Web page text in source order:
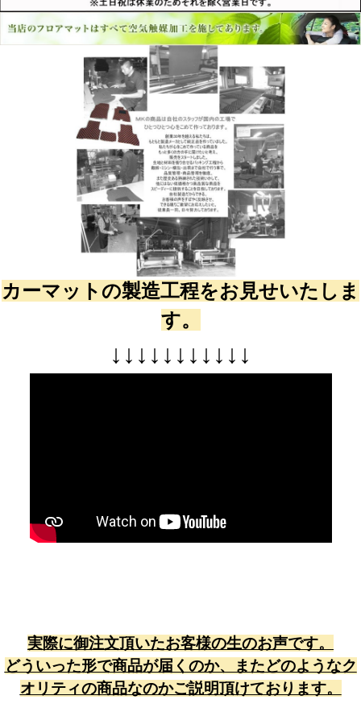
カーマットの製造工程をお見せいたしま
す。
↓ ↓ ↓ ↓ ↓ ↓ ↓ ↓ ↓ ↓ ↓
実際に御注文頂いたお客様の生のお声です。
どういった形で商品が届くのか、またどのようなク
オリティの商品なのかご説明頂けております。